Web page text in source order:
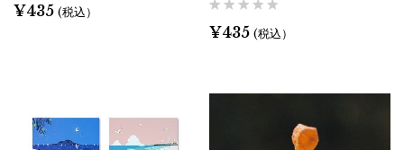
¥435 (税込）
¥435 (税込）